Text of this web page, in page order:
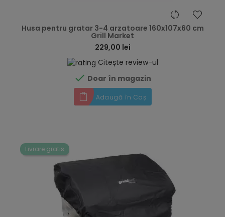
Husa pentru gratar 3-4 arzatoare 160x107x60 cm
Grill Market
229,00 lei
Citește review-ul
 Doar în magazin
Adaugă în Coș
Livrare gratis